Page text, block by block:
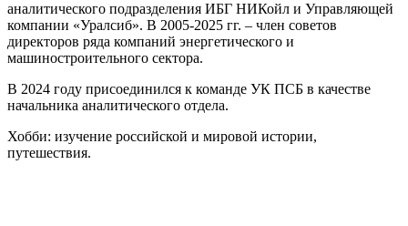
аналитического подразделения ИБГ НИКойл и Управляющей
компании «Уралсиб». В 2005-2025 гг. – член советов
директоров ряда компаний энергетического и
машиностроительного сектора.
В 2024 году присоединился к команде УК ПСБ в качестве
начальника аналитического отдела.
Хобби: изучение российской и мировой истории,
путешествия.